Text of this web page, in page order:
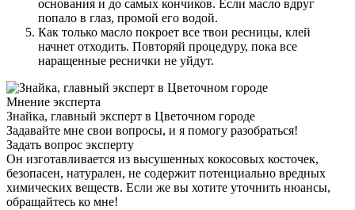
основания и до самых кончиков. Если масло вдруг
попало в глаз, промой его водой.
Как только масло покроет все твои ресницы, клей
начнет отходить. Повторяй процедуру, пока все
наращенные реснички не уйдут.
Мнение эксперта
Знайка, главный эксперт в Цветочном городе
Задавайте мне свои вопросы, и я помогу разобраться!
Задать вопрос эксперту
Он изготавливается из высушенных кокосовых косточек,
безопасен, натурален, не содержит потенциально вредных
химических веществ. Если же вы хотите уточнить нюансы,
обращайтесь ко мне!